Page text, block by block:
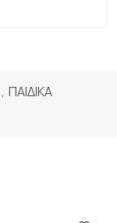
, ΠΑΙΔΙΚΑ